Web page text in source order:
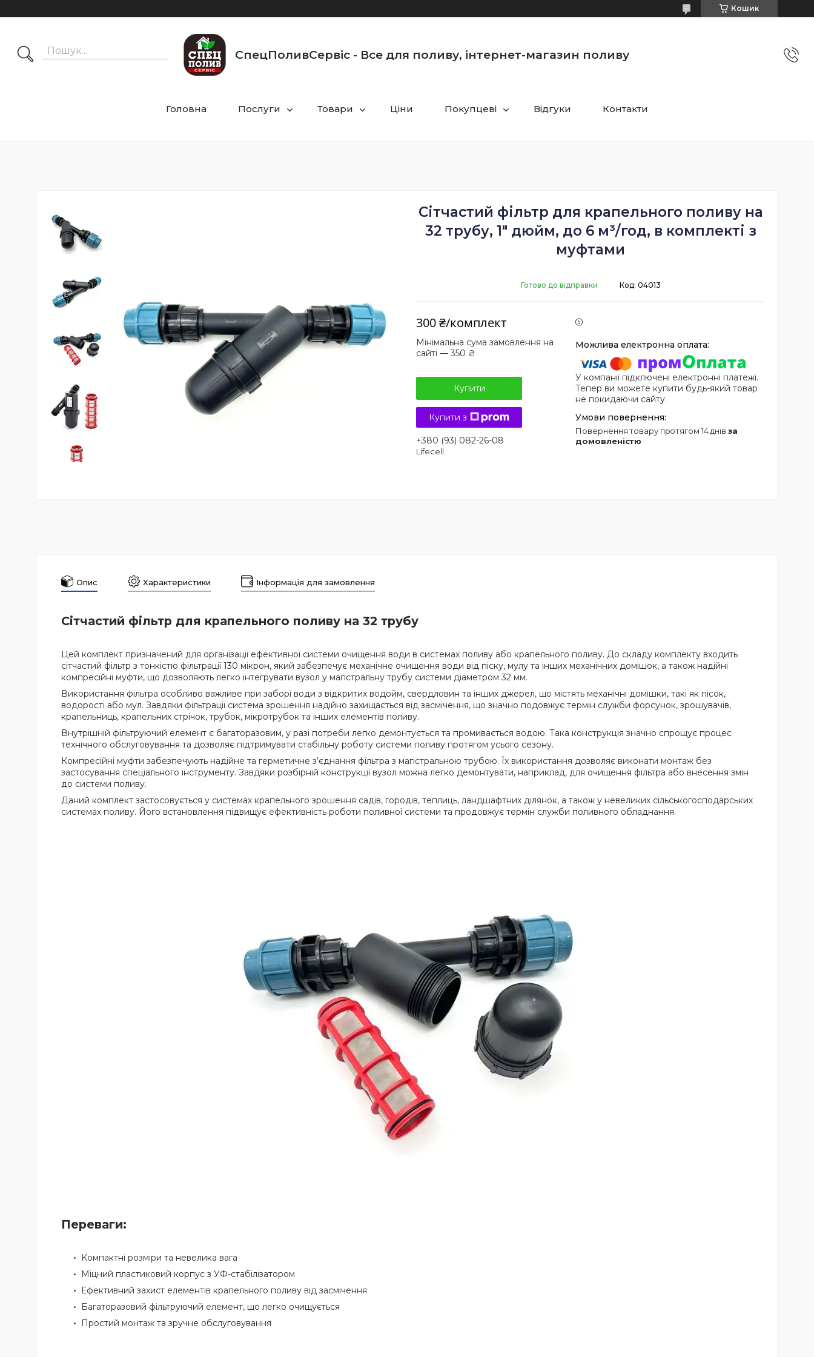
Кошик
СпецПоливСервіс - Все для поливу, інтернет-магазин поливу
Головна Послуги Товари Ціни Покупцеві Відгуки Контакти
Сітчастий фільтр для крапельного поливу на
32 трубу, 1" дюйм, до 6 м³/год, в комплекті з
муфтами
Готово до відправки Код: 04013
300 ₴/комплект
Мінімальна сума замовлення на
сайті — 350 ₴
Купити
Купити з
+380 (93) 082-26-08
Lifecell
У компанії підключені електронні платежі.
Тепер ви можете купити будь-який товар
не покидаючи сайту.
повернення товару протягом 14 днів за
домовленістю
Опис Характеристики Інформація для замовлення
Сітчастий фільтр для крапельного поливу на 32 трубу
Цей комплект призначений для організації ефективної системи очищення води в системах поливу або крапельного поливу. До складу комплекту входить
сітчастий фільтр з тонкістю фільтрації 130 мікрон, який забезпечує механічне очищення води від піску, мулу та інших механічних домішок, а також надійні
компресійні муфти, що дозволяють легко інтегрувати вузол у магістральну трубу системи діаметром 32 мм.
Використання фільтра особливо важливе при заборі води з відкритих водойм, свердловин та інших джерел, що містять механічні домішки, такі як пісок,
водорості або мул. Завдяки фільтрації система зрошення надійно захищається від засмічення, що значно подовжує термін служби форсунок, зрошувачів,
крапельниць, крапельних стрічок, трубок, мікротрубок та інших елементів поливу.
Внутрішній фільтруючий елемент є багаторазовим, у разі потреби легко демонтується та промивається водою. Така конструкція значно спрощує процес
технічного обслуговування та дозволяє підтримувати стабільну роботу системи поливу протягом усього сезону.
Компресійні муфти забезпечують надійне та герметичне з’єднання фільтра з магістральною трубою. Їх використання дозволяє виконати монтаж без
застосування спеціального інструменту. Завдяки розбірній конструкції вузол можна легко демонтувати, наприклад, для очищення фільтра або внесення змін
до системи поливу.
Даний комплект застосовується у системах крапельного зрошення садів, городів, теплиць, ландшафтних ділянок, а також у невеликих сільськогосподарських
системах поливу. Його встановлення підвищує ефективність роботи поливної системи та продовжує термін служби поливного обладнання.
Переваги:
Компактні розміри та невелика вага
Міцний пластиковий корпус з УФ-стабілізатором
Ефективний захист елементів крапельного поливу від засмічення
Багаторазовий фільтруючий елемент, що легко очищується
Простий монтаж та зручне обслуговування